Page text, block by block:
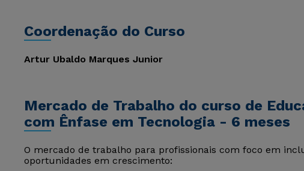
Coordenação do Curso
Artur Ubaldo Marques Junior
Mercado de Trabalho do curso de
com Ênfase em Tecnologia - 6 meses
O mercado de trabalho para profissionais com foco em
oportunidades em crescimento: